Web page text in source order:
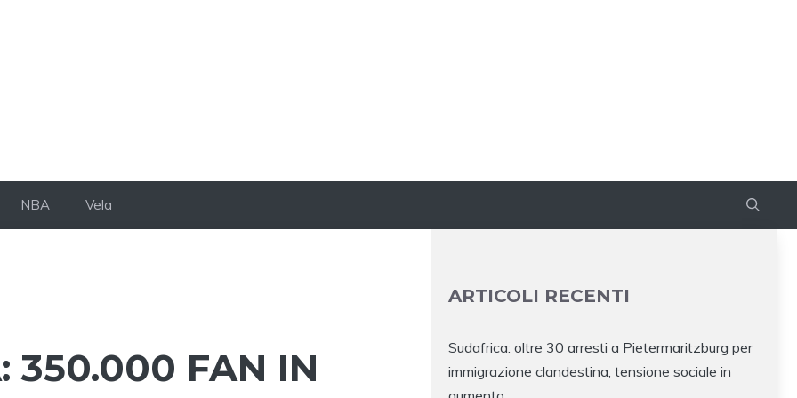
NBA Vela
350.000 FAN IN
ARTICOLI RECENTI
Sudafrica: oltre 30 arresti a Pietermaritzburg per
immigrazione clandestina, tensione sociale in